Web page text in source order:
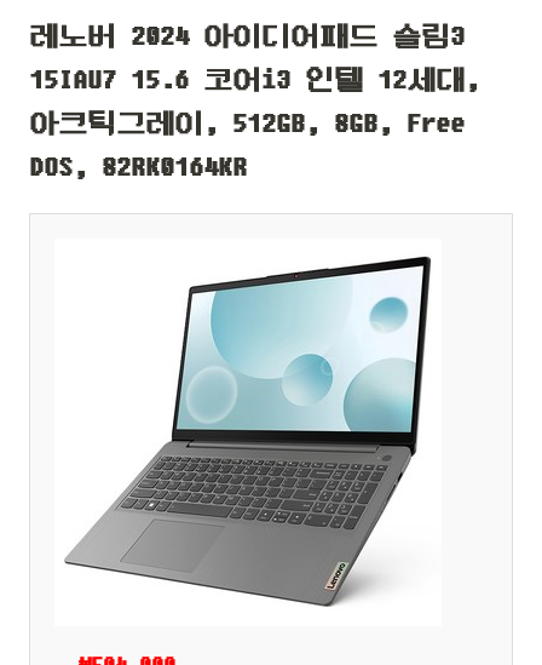
레노버 2024 아이디어패드 슬림3
15IAU7 15.6 코어i3 인텔 12세대,
아크틱그레이, 512GB, 8GB, Free
DOS, 82RK0164KR